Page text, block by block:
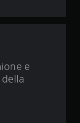
u
e